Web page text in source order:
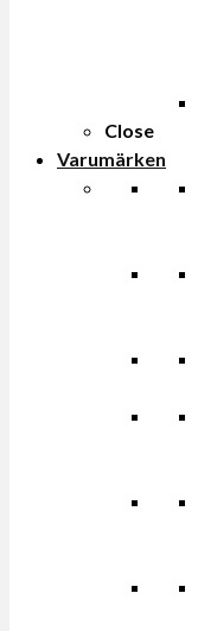
Close
Varumärken